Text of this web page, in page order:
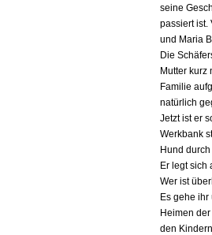
seine
passiert ist.
und Maria
Die
Mutter
Familie
natürlich
Jetzt ist er
Werkbank
Hund
Er legt sich
Wer ist
Es gehe
Heimen
den